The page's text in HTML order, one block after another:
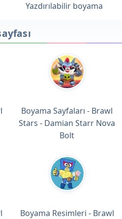
Yazdırılabilir boyama
Boyama Sayfaları - Brawl
Stars - Damian Starr Nova
Bolt
Boyama Resimleri - Brawl